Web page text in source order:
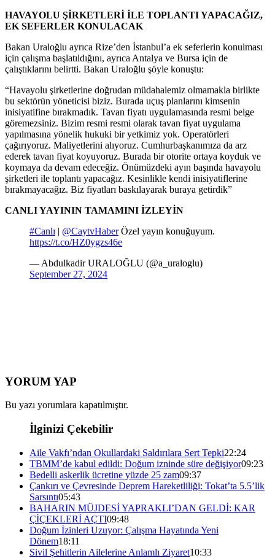
HAVAYOLU ŞİRKETLERİ İLE TOPLANTI YAPACAĞIZ,
EK SEFERLER KONULACAK
Bakan Uraloğlu ayrıca Rize’den İstanbul’a ek seferlerin konulması
için çalışma başlatıldığını, ayrıca Antalya ve Bursa için de
çalıştıklarını belirtti. Bakan Uraloğlu şöyle konuştu:
“Havayolu şirketlerine doğrudan müdahalemiz olmamakla birlikte
bu sektörün yöneticisi biziz. Burada uçuş planlarını kimsenin
inisiyatifine bırakmadık. Tavan fiyatı uygulamasında resmi belge
göremezsiniz. Bizim resmi resmi olarak tavan fiyat uygulama
yapılmasına yönelik hukuki bir yetkimiz yok. Operatörleri
çağırıyoruz. Maliyetlerini alıyoruz. Cumhurbaşkanımıza da arz
ederek tavan fiyat koyuyoruz. Burada bir otorite ortaya koyduk ve
koymaya da devam edeceğiz. Önümüzdeki ayın başında havayolu
şirketleri ile toplantı yapacağız. Kesinlikle kendi inisiyatiflerine
bırakmayacağız. Biz fiyatları baskılayarak buraya getirdik”
CANLI YAYININ TAMAMINI İZLEYİN
#Canlı | @CaytvHaberÖzel yayın konuğuyum.
https://t.co/HZ0ygzs46e
— Abdulkadir URALOĞLU (@a_uraloglu)
September 27, 2024
YORUM YAP
Bu yazı yorumlara kapatılmıştır.
İlginizi Çekebilir
Aile Vakfı’ndan Okullardaki Saldırılara Sert Tepki22:24
TBMM’de kabul edildi: Doğum izninde süre değişiyor09:23
Bedelli askerlik ücretine yüzde 25 zam09:37
Çankırı ve Çevresinde Deprem Hareketliliği: Tokat’ta 5.5’lik
Sarsıntı05:43
BAHARIN MÜJDESİ YAPRAKLI’DAN GELDİ: KAR
ÇİÇEKLERİ AÇTI09:48
Doğum İzinleri Uzuyor: Çalışma Hayatında Yeni
Dönem18:11
Sivil Şehitlerin Ailelerine Anlamlı Ziyaret10:33